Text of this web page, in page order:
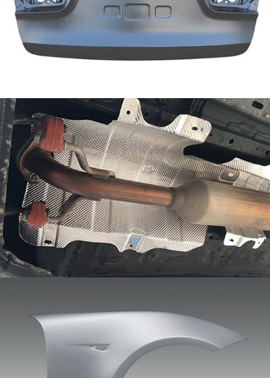
dayanıklı malzemelerden yapılır., seramik elyaf gibi,
Araba ısı kalkanı için cam elyaf ve alüminyum folyo.
Otomobil çamurluğu için alüminyum levha
Otomobil çamurlukları (yaprak panelleri veya
çamurluklar olarak da adlandırılır) aracın dış kısmının
önemli bir parçasıdır. Ana işlevleri tekerlekleri
kapatmak ve araç gövdesini sıçrayan çamurdan
korumaktır., su, kum, ve diğer nesneler.
Araba kapısı için alüminyum levha
Araba kapısı için alüminyum levha, araba kapısı
yapmak için özel olarak kullanılan alüminyum alaşımlı
levhayı ifade eder.. Hafif otomobil trendinin